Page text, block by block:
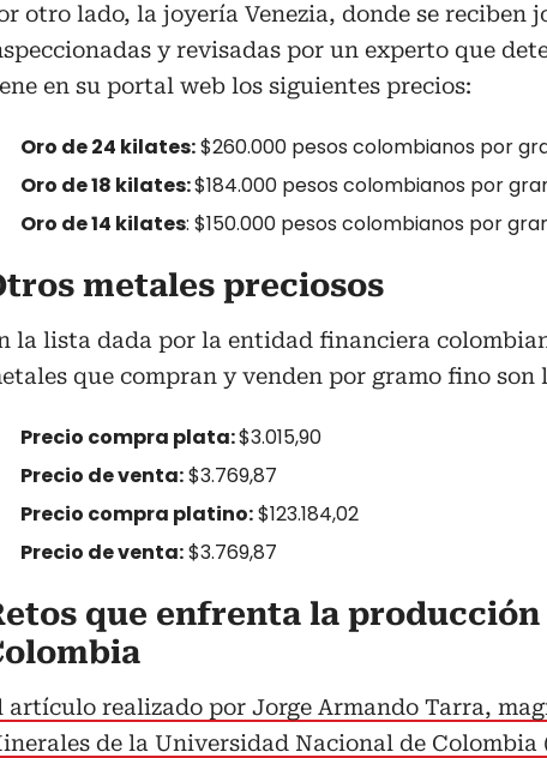
otro lado, la joyería Venezia, donde se reciben
y revisadas por un experto que
en su portal web los siguientes precios:
Oro de 24 kilates:$260.000 pesos colombianos por
Oro de 18 kilates:$184.000 pesos colombianos por
Oro de 14 kilates: $150.000 pesos colombianos por
metales preciosos
la lista dada por la entidad financiera
que compran y venden por gramo fino
Precio compra plata:$3.015,90
Precio de venta:$3.769,87
Precio compra platino:$123.184,02
Precio de venta:$3.769,87
que enfrenta la producción
artículo realizado por Jorge Armando Tarra,
de la Universidad Nacional de Colombia